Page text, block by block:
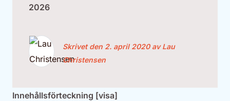
2026
Skrivet den 2. april 2020 av Lau
Christensen
Innehållsförteckning [visa]